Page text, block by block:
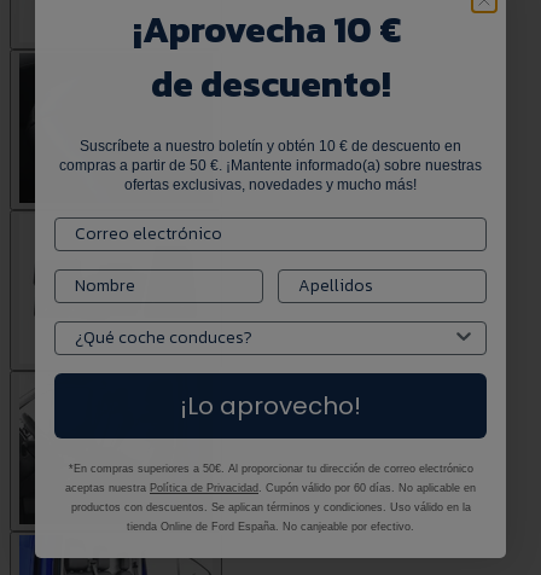
¡Aprovecha 10 €
de descuento!
Suscríbete a nuestro boletín y obtén 10 € de descuento en
compras a partir de 50 €. ¡Mantente informado(a) sobre nuestras
ofertas exclusivas, novedades y mucho más!
¡Lo aprovecho!
*En compras superiores a 50€. Al proporcionar tu dirección de correo electrónico
aceptas nuestra Política de Privacidad . Cupón válido por 60 días. No aplicable en
productos con descuentos. Se aplican términos y condiciones. Uso válido en la
tienda Online de Ford España. No canjeable por efectivo.